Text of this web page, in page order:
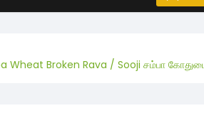
Wheat Broken Rava / Sooji சம்பா